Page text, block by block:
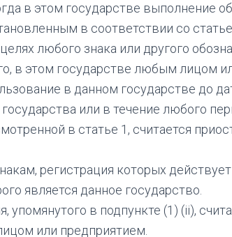
в этом государстве выполнение
в соответствии со
любого знака или другого
в этом государстве любым лицом
в данном государстве до
или в течение любого
в статье 1, считается
регистрация которых
является данное государство.
в подпункте (1) (ii),
или предприятием.